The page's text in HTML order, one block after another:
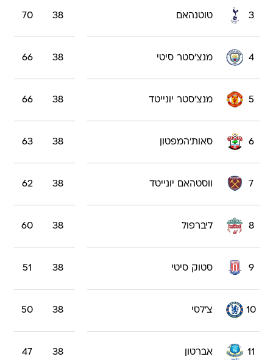
3 טוטנהאם 38
70
4 מנצ'סטר סיטי 38
66
5 מנצ'סטר יונייטד 38
66
6 סאות'המפטון 38
63
7 ווסטהאם יונייטד 38
62
8 ליברפול 38
60
9 סטוק סיטי 38
51
10 צ'לסי 38
50
11 אברטון 38
47